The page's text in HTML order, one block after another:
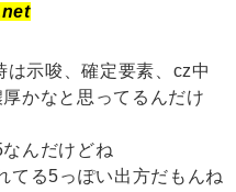
示唆、確定要素、cz中
かなと思ってるんだけ
んだけどね
てる5っぽい出方だもんね